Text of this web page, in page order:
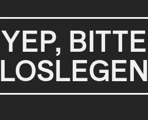
YEP, BITTE
LOSLEGEN